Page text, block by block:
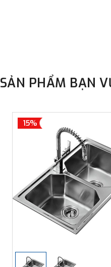
SẢN PHẨM BẠN
15%